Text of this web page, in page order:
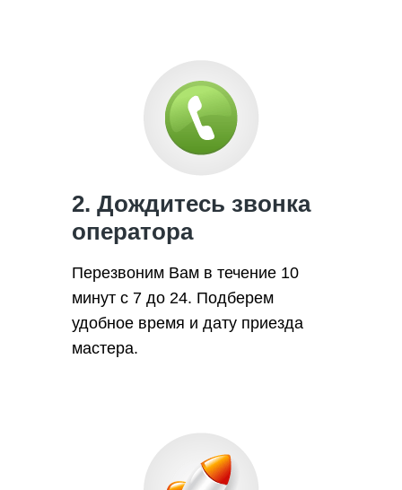
2. Дождитесь звонка
оператора
Перезвоним Вам в течение 10
минут с 7 до 24. Подберем
удобное время и дату приезда
мастера.